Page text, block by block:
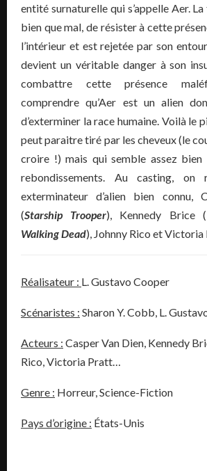
entité surnaturelle qui s’appelle Aer.
bien que mal, de résister à cette
l’intérieur et est rejetée par son
devient un véritable danger à son
combattre cette présence
comprendre qu’Aer est un alien
d’exterminer la race humaine. Voilà le
peut paraitre tiré par les cheveux (le
croire !) mais qui semble assez
rebondissements. Au casting, on
exterminateur d’alien bien connu,
(Starship Trooper), Kennedy Brice
Walking Dead), Johnny Rico et
Réalisateur : L. Gustavo Cooper
Scénaristes : Sharon Y. Cobb, L.
Acteurs : Casper Van Dien, Kennedy
Rico, Victoria Pratt…
Genre : Horreur, Science-Fiction
Pays d’origine : États-Unis